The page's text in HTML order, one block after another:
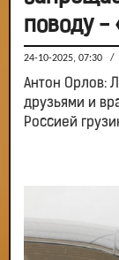
поводу -
24-10-2025, 07:30 /
Антон Орлов:
друзьями и
Россией